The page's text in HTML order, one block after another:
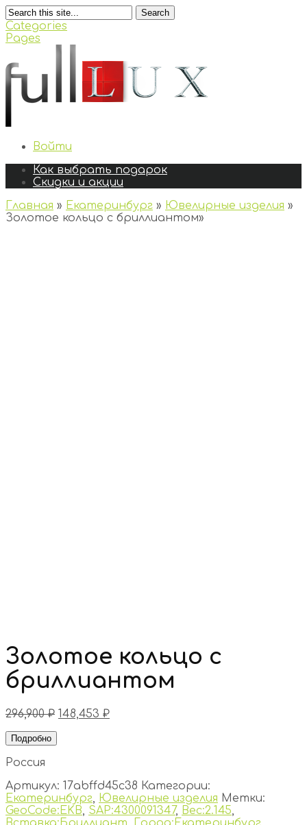
Search
Categories
Pages
Войти
Как выбрать подарок
Скидки и акции
Главная » Екатеринбург » Ювелирные изделия »
Золотое кольцо с бриллиантом»
Золотое кольцо с
бриллиантом
296,900₽ 148,453 ₽
Подробно
Россия
Артикул: 17abffd45c38 Категории:
Екатеринбург, Ювелирные изделия Метки:
GeoCode:EKB, SAP:4300091347, Вес:2.145,